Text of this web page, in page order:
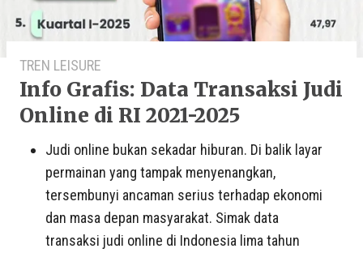
TREN LEISURE
Info Grafis: Data Transaksi Judi
Online di RI 2021-2025
Judi online bukan sekadar hiburan. Di balik layar
permainan yang tampak menyenangkan,
tersembunyi ancaman serius terhadap ekonomi
dan masa depan masyarakat. Simak data
transaksi judi online di Indonesia lima tahun